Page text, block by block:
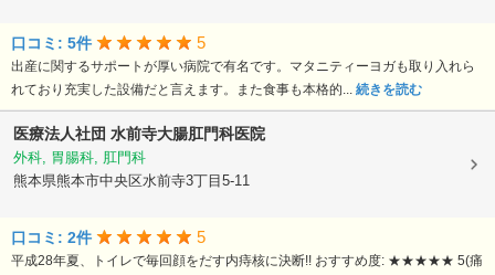
口コミ: 5件 5
出産に関するサポートが厚い病院で有名です。マタニティーヨガも取り入れら
れており充実した設備だと言えます。また食事も本格的... 続きを読む
医療法人社団 水前寺大腸肛門科医院
外科, 胃腸科, 肛門科
熊本県熊本市中央区水前寺3丁目5-11
口コミ: 2件 5
平成28年夏、トイレで毎回顔をだす内痔核に決断!! おすすめ度: ★★★★★ 5(痛